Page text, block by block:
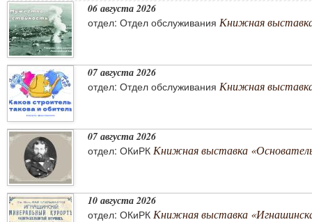
06 августа 2026
отдел: Отдел обслуживания Книжная
07 августа 2026
отдел: Отдел обслуживания Книжная
07 августа 2026
отдел: ОКиРК Книжная выставка «Основатель
10 августа 2026
отдел: ОКиРК Книжная выставка